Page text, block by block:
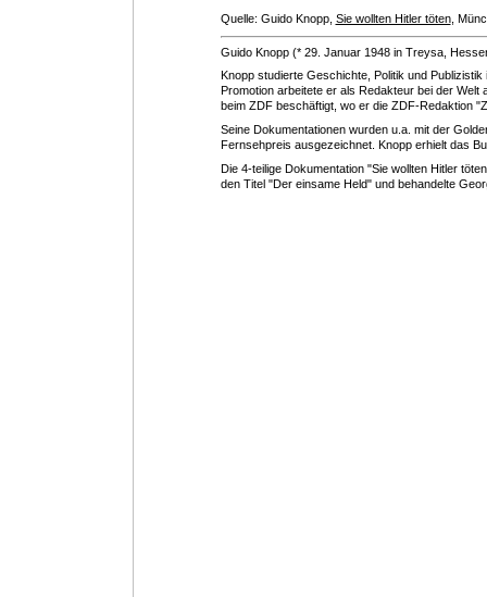
Quelle: Guido Knopp, Sie wollten Hitler töten,
Guido Knopp (* 29. Januar 1948 in Treysa,
Knopp studierte Geschichte, Politik und
Promotion arbeitete er als Redakteur bei der Welt
beim ZDF beschäftigt, wo er die ZDF-Redaktion
Seine Dokumentationen wurden u.a. mit der
Fernsehpreis ausgezeichnet. Knopp erhielt das
Die 4-teilige Dokumentation "Sie wollten Hitler
den Titel "Der einsame Held" und behandelte